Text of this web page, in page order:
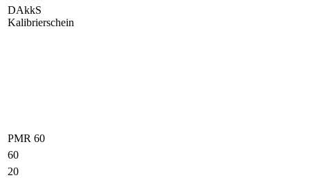
DAkkS
Kalibrierschein
PMR 60
60
20